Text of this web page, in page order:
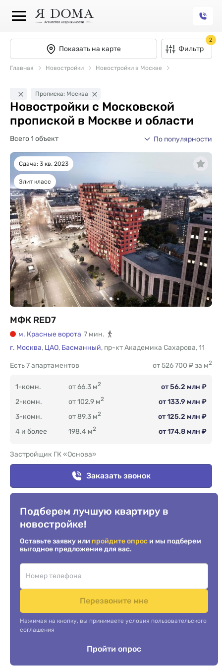
Показать на карте Фильтр
2
Главная Новостройки Новостройки в Москве
Прописка: Москва
Новостройки с Московской
пропиской в Москве и области
Всего 1 объект По популярности
МФК RED7
м. Красные ворота 7 мин.
г. Москва, ЦАО, Басманный, пр-кт Академика Сахарова,11
7 апартаментов
Есть от 526 700 ₽ за м2
1-комн. от 66.3 м2
от 56.2 млн ₽
2-комн.
от 102.9 м2
от 133.9 млн ₽
3-комн.
от 89.3 м2
от 125.2 млн ₽
4 и более
198.4 м2 от 174.8 млн ₽
Застройщик ГК «Основа»
Заказать звонок
Сдача: 3 кв. 2023
Элит класс
Подберем лучшую квартиру в
новостройке!
Оставьте заявку или пройдите опрос и мы подберем
выгодное предложение для вас.
Перезвоните мне
Нажимая на кнопку, вы принимаете условия пользовательского
соглашения
Пройти опрос